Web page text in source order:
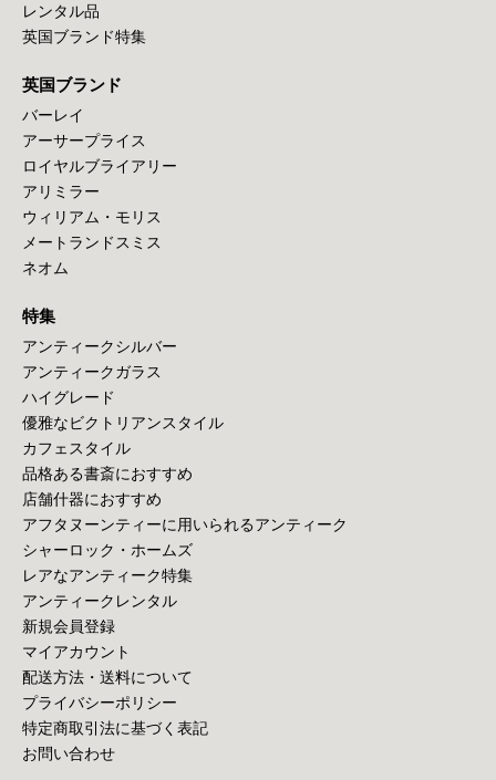
レンタル品
英国ブランド特集
英国ブランド
バーレイ
アーサープライス
ロイヤルブライアリー
アリミラー
ウィリアム・モリス
メートランドスミス
ネオム
特集
アンティークシルバー
アンティークガラス
ハイグレード
優雅なビクトリアンスタイル
カフェスタイル
品格ある書斎におすすめ
店舗什器におすすめ
アフタヌーンティーに用いられるアンティーク
シャーロック・ホームズ
レアなアンティーク特集
アンティークレンタル
新規会員登録
マイアカウント
配送方法・送料について
プライバシーポリシー
特定商取引法に基づく表記
お問い合わせ